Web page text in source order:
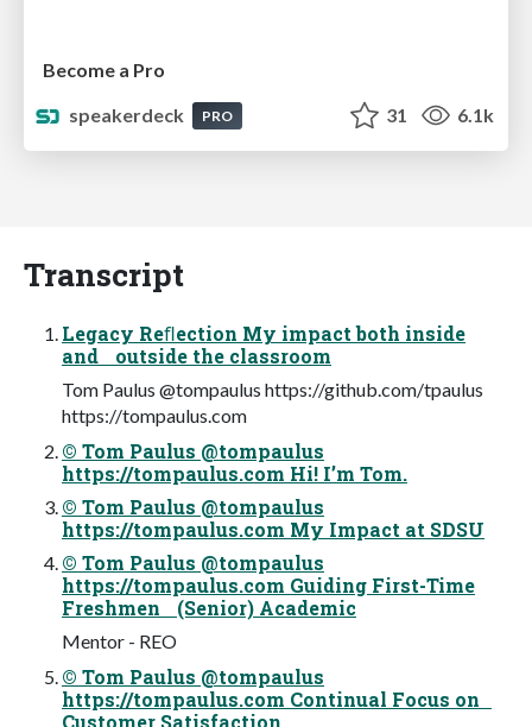
Become a Pro
speakerdeck
PRO 31 6.1k
Transcript
Legacy Reﬂection My impact both inside
and outside the classroom
Tom Paulus @tompaulus https://github.com/tpaulus
https://tompaulus.com
© Tom Paulus @tompaulus
https://tompaulus.com Hi! I’m Tom.
© Tom Paulus @tompaulus
https://tompaulus.com My Impact at SDSU
© Tom Paulus @tompaulus
https://tompaulus.com Guiding First-Time
Freshmen (Senior) Academic
Mentor - REO
© Tom Paulus @tompaulus
https://tompaulus.com Continual Focus on
Customer Satisfaction